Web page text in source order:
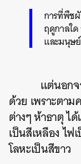
การที่พืช
ฤดูกาลใ
และมนุษ
แต่นอกจ
ด้วย เพราะตาม
ต่างๆ ห้าธาตุ ไ
เป็นสีเหลือง ไฟ
โลหะเป็นสีขาว
ค้นหา